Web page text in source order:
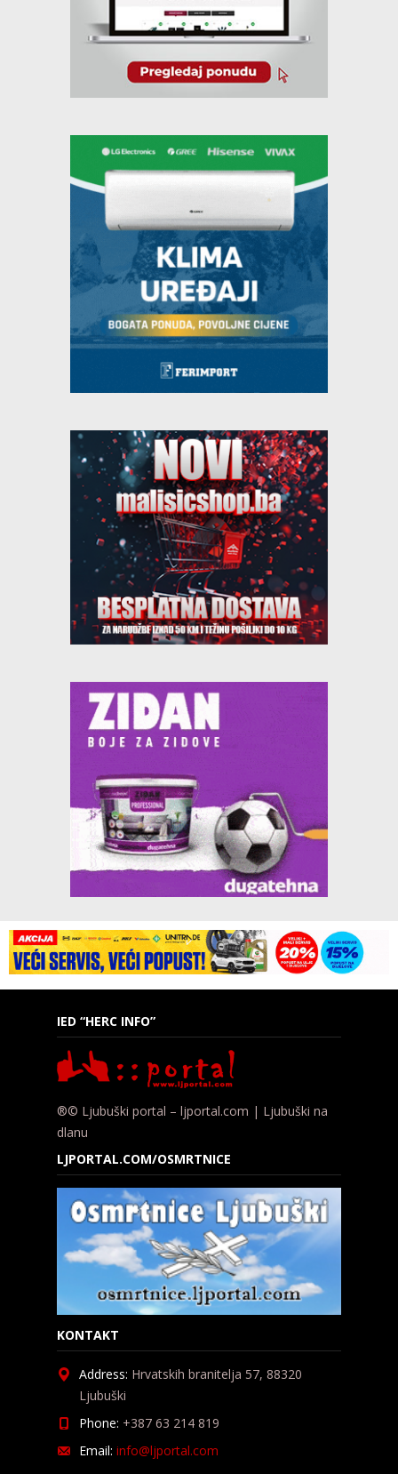
IED “HERC INFO”
®© Ljubuški portal – ljportal.com | Ljubuški na
dlanu
LJPORTAL.COM/OSMRTNICE
KONTAKT
Address: Hrvatskih branitelja 57, 88320
Ljubuški
Phone: +387 63 214 819
Email: info@ljportal.com